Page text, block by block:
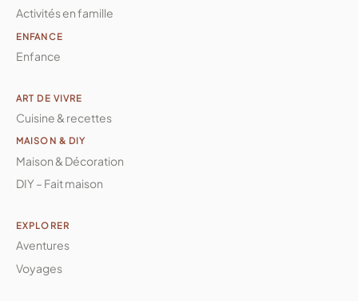
Activités en famille
ENFANCE
Enfance
ART DE VIVRE
Cuisine & recettes
MAISON & DIY
Maison & Décoration
DIY – Fait maison
EXPLORER
Aventures
Voyages